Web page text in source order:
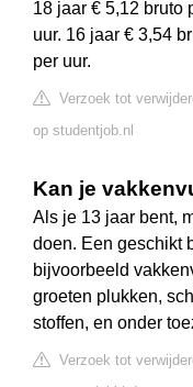
18 jaar € 5,12 bruto
uur. 16 jaar € 3,54
per uur.
Verzoek tot
op studentjob.nl
Kan je
Als je 13 jaar bent,
doen. Een geschikt
bijvoorbeeld
groeten plukken,
stoffen, en onder
Verzoek tot